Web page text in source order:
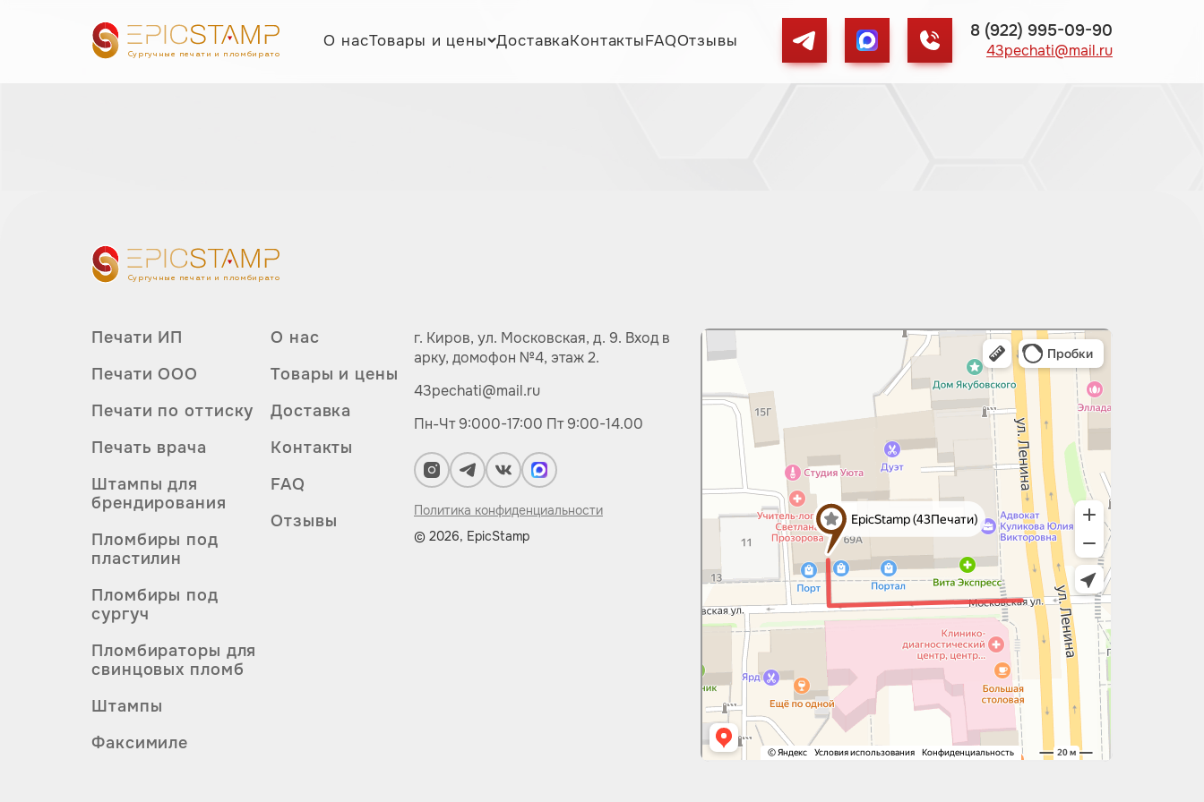
Сургучные печати и пломбираторы
О насТовары и цены ДоставкаКонтактыFAQОтзывы 8 (922) 995-09-90
43pechati@mail.ru
Сургучные печати и пломбираторы
Печати ИП
Печати ООО
Печати по оттиску
Печать врача
Пломбираторы для
свинцовых пломб
Пломбиры под
пластилин
Пломбиры под
сургуч
Факсимиле
Штампы
Штампы для
брендирования
О нас
Товары и цены
Доставка
Контакты
FAQ
Отзывы
г. Киров, ул. Московская, д. 9. Вход в
арку, домофон №4, этаж 2.
43pechati@mail.ru
Пн-Чт 9:000-17:00 Пт 9:00-14.00
Политика конфиденциальности
© 2026, EpicStamp